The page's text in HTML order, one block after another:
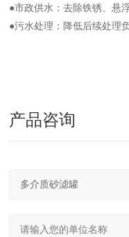
●市政供水‌：去除铁锈、悬
●污水处理‌：降低后续处理
产品咨询